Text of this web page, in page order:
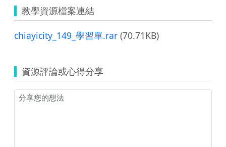
教學資源檔案連結
chiayicity_149_學習單.rar (70.71KB)
資源評論或心得分享